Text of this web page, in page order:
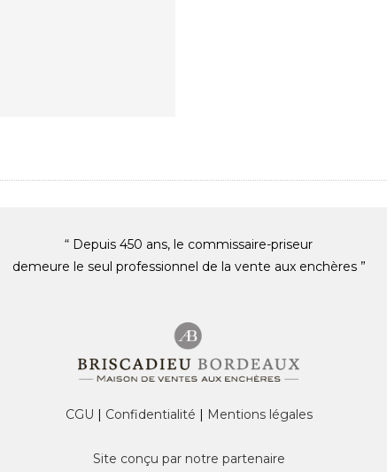
“ Depuis 450 ans, le commissaire-priseur
demeure le seul professionnel de la vente aux enchères ”
CGU | Confidentialité | Mentions légales
Site conçu par notre partenaire